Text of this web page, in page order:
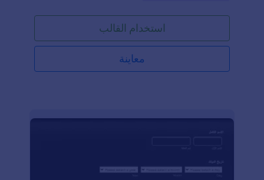
الصوت والصورة في الندوة، أو اسمح للمشاركين بتقديم
معلومات الاتصال الخاصة بهم. يمكنك حتى اختيار ما إذا
كنت ترغب في جمع معلومات الاتصال إذا كنت ترغب في
متابعة المشاركين عبر البريد الإلكتروني. نحن نجعل الأمر
في حساب لتكون جاهزًا للحدث القادم
استخدام القالب
معاينة